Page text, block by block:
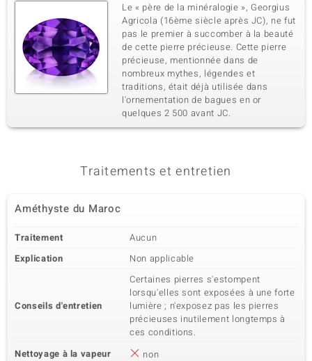
Le « père de la minéralogie », Georgius
Agricola (16ème siècle après JC), ne fut
pas le premier à succomber à la beauté
de cette pierre précieuse. Cette pierre
précieuse, mentionnée dans de
nombreux mythes, légendes et
traditions, était déjà utilisée dans
l'ornementation de bagues en or
quelques 2 500 avant JC.
Traitements et entretien
Améthyste du Maroc
Traitement
Aucun
Explication
Non applicable
Conseils d'entretien
Certaines pierres s'estompent
lorsqu'elles sont exposées à une forte
lumière ; n'exposez pas les pierres
précieuses inutilement longtemps à
ces conditions.
Nettoyage à la vapeur
non